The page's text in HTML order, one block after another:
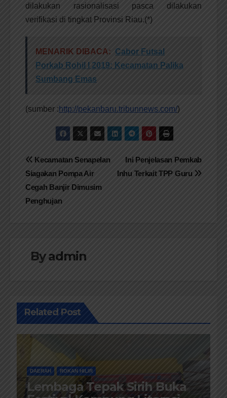
dilakukan rasionalisasi pasca dilakukan
verifikasi di tingkat Provinsi Riau.(*)
MENARIK DIBACA: Cabor Futsal
Porkab Rohil I 2019: Kecamatan Palika
Sumbang Emas
(sumber :http://pekanbaru.tribunnews.com/)
Navigasi
pos
Ini Penjelasan Pemkab
Inhu Terkait TPP Guru
Kecamatan Senapelan
Siagakan Pompa Air
Cegah Banjir Dimusim
Penghujan
Byadmin
Related Post
DAERAH ROKAN HILIR
Lembaga Tepak Sirih Buka